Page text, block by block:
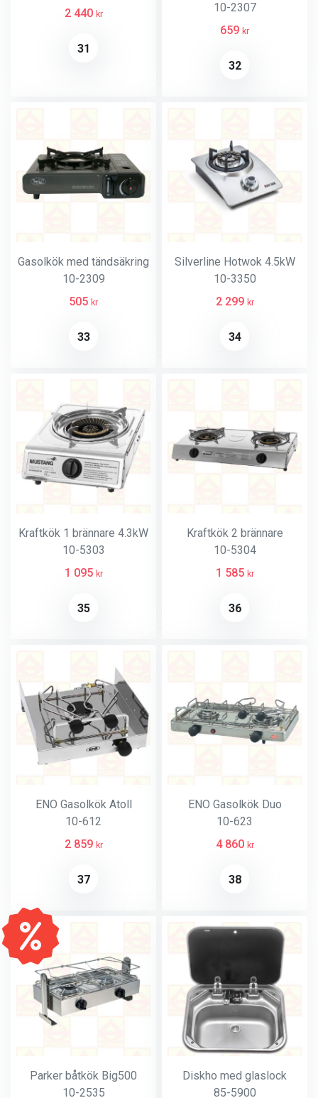
2 440 kr
31
10-2307
659 kr
32
Gasolkök med tändsäkring
10-2309
505 kr
33
Silverline Hotwok 4.5kW
10-3350
2 299 kr
34
Kraftkök 1 brännare 4.3kW
10-5303
1 095 kr
35
Kraftkök 2 brännare
10-5304
1 585 kr
36
ENO Gasolkök Atoll
10-612
2 859 kr
37
ENO Gasolkök Duo
10-623
4 860 kr
38
Parker båtkök Big500
10-2535
Diskho med glaslock
85-5900